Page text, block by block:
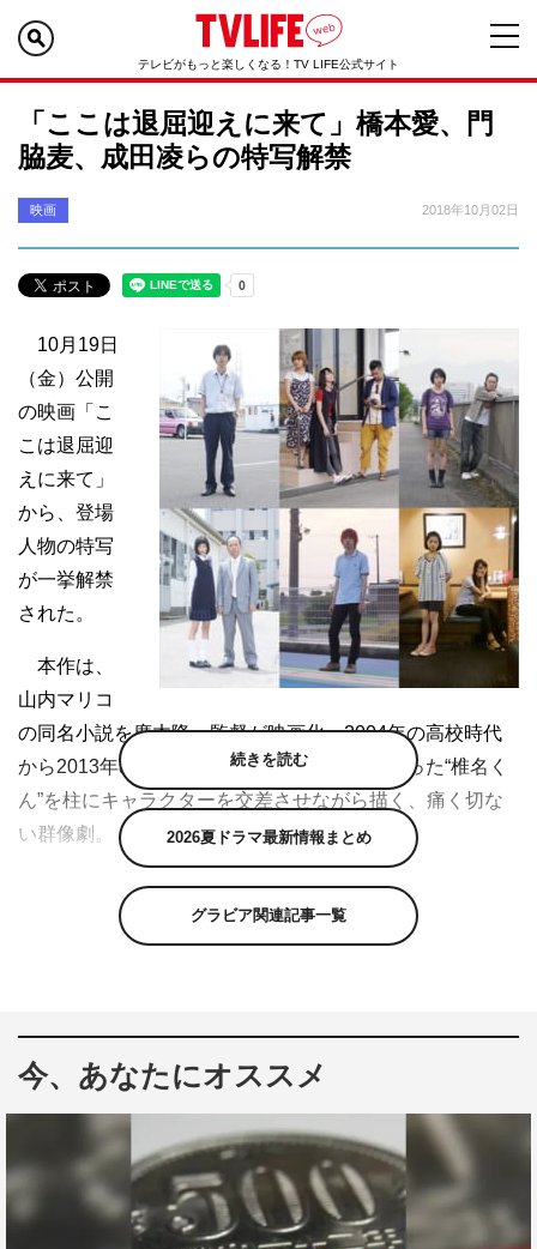
テレビがもっと楽しくなる！TV LIFE公式サイト
「ここは退屈迎えに来て」橋本愛、門
脇麦、成田凌らの特写解禁
映画 2018年10月02日
10月19日
（金）公開
の映画「こ
こは退屈迎
えに来て」
から、登場
人物の特写
が一挙解禁
された。
本作は、
山内マリコ
の同名小説を廣木隆一監督が映画化。2004年の高校時代
から2013年の現在まで、みんなの憧れの的だった“椎名く
ん”を柱にキャラクターを交差させながら描く、痛く切な
い群像劇。
何者かになりたくて東京で就職したものの、10年経って
何となく戻ってきた主人公「私」を演じるのは橋本愛。元
る。
解禁された特写は6点。とある都市で暮らす登場人物一
人ひとりの表情、服装、佇まいから、それぞれの関係性や
背景がより一層浮かび上がる。
続きを読む
2026夏ドラマ最新情報まとめ
グラビア関連記事一覧
今、あなたにオススメ